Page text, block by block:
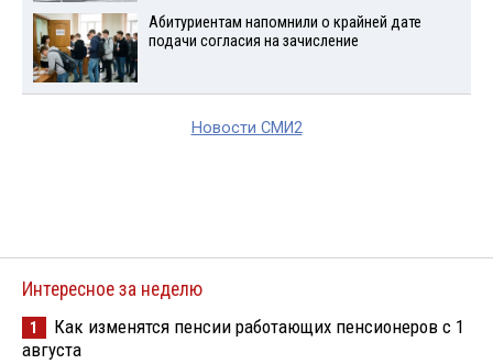
Абитуриентам напомнили о крайней дате
подачи согласия на зачисление
Новости СМИ2
Интересное за неделю
1
Как изменятся пенсии работающих пенсионеров с 1
августа